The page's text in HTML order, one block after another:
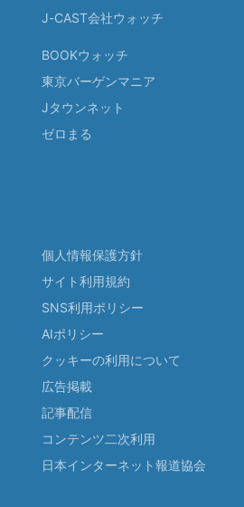
J-CAST会社ウォッチ
BOOKウォッチ
東京バーゲンマニア
Jタウンネット
ゼロまる
個人情報保護方針
サイト利用規約
SNS利用ポリシー
AIポリシー
クッキーの利用について
広告掲載
記事配信
コンテンツ二次利用
日本インターネット報道協会